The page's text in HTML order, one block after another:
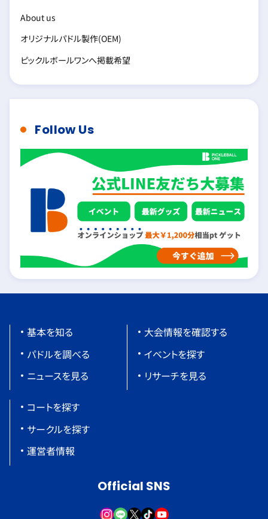
About us
オリジナルパドル製作(OEM)
ピックルボールワンへ掲載希望
Follow Us
基本を知る
パドルを調べる
ニュースを見る
大会情報を確認する
イベントを探す
リサーチを見る
コートを探す
サークルを探す
運営者情報
Official SNS